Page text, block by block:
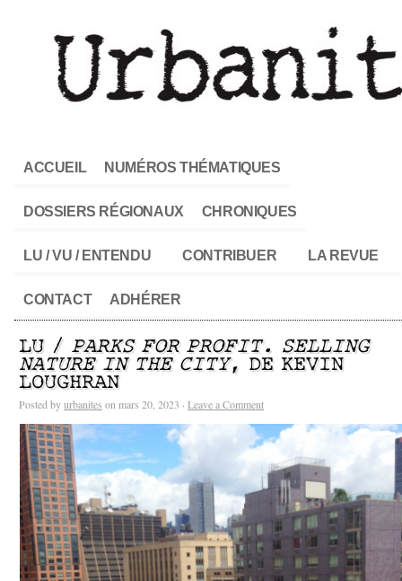
ACCUEIL NUMÉROS THÉMATIQUES
DOSSIERS RÉGIONAUX CHRONIQUES
LU / VU / ENTENDU CONTRIBUER LA REVUE
CONTACT ADHÉRER
LU / PARKS FOR PROFIT. SELLING
NATURE IN THE CITY, DE KEVIN
LOUGHRAN
Posted byurbanites on mars 20, 2023 · Leave a Comment